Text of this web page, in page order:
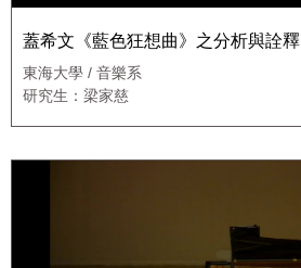
蓋希文《藍色狂想曲》之分析與詮釋
東海大學 / 音樂系
研究生：梁家慈